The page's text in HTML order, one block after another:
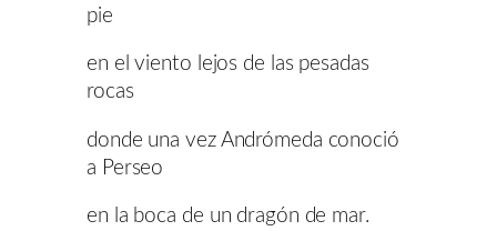
pie
en el viento lejos de las pesadas
rocas
donde una vez Andrómeda conoció
a Perseo
en la boca de un dragón de mar.